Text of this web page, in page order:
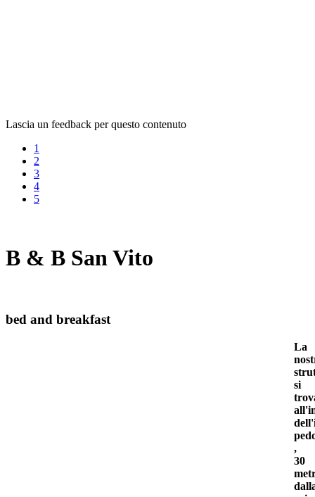
Lascia un feedback per questo contenuto
1
2
3
4
5
B & B San Vito
bed and breakfast
La
si
,
30